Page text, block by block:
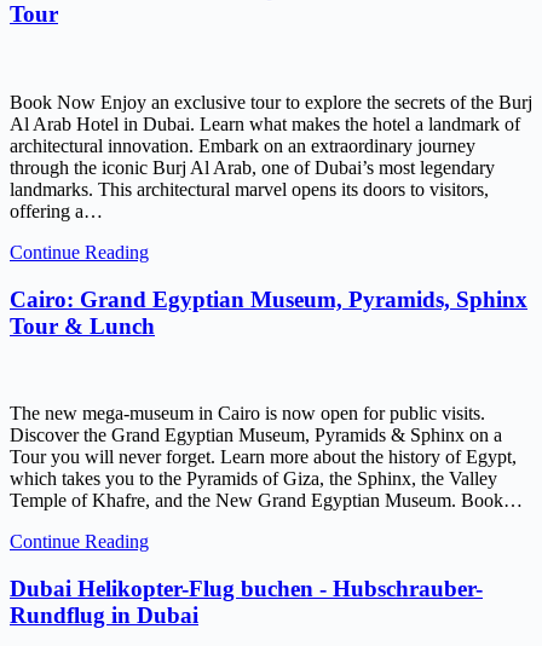
Tour
Book Now Enjoy an exclusive tour to explore the secrets of the Burj
Al Arab Hotel in Dubai. Learn what makes the hotel a landmark of
architectural innovation. Embark on an extraordinary journey
through the iconic Burj Al Arab, one of Dubai’s most legendary
landmarks. This architectural marvel opens its doors to visitors,
offering a…
Continue Reading
Cairo: Grand Egyptian Museum, Pyramids, Sphinx
Tour & Lunch
The new mega-museum in Cairo is now open for public visits.
Discover the Grand Egyptian Museum, Pyramids & Sphinx on a
Tour you will never forget. Learn more about the history of Egypt,
which takes you to the Pyramids of Giza, the Sphinx, the Valley
Temple of Khafre, and the New Grand Egyptian Museum. Book…
Continue Reading
Dubai Helikopter-Flug buchen - Hubschrauber-
Rundflug in Dubai